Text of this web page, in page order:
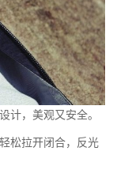
计，美观又安全。
松拉开闭合，反光